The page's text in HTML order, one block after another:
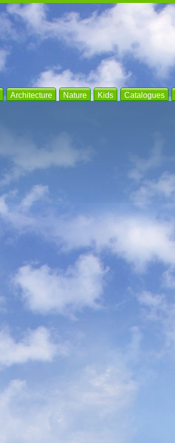
Architecture Nature Kids Catalogues